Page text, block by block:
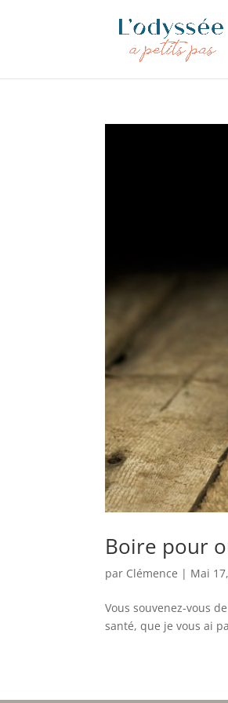
Boire pour
par Clémence | Mai
Vous souvenez-vous
santé, que je vous ai